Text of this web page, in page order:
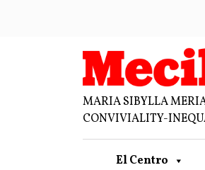
MARIA SIBYLLA
CONVIVIALITY-
El Centro